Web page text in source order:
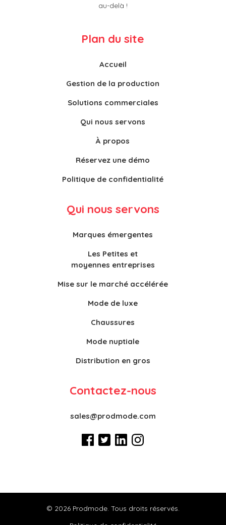
au-delà !
Plan du site
Accueil
Gestion de la production
Solutions commerciales
Qui nous servons
À propos
Réservez une démo
Politique de confidentialité
Qui nous servons
Marques émergentes
Les Petites et
moyennes entreprises
Mise sur le marché accélérée
Mode de luxe
Chaussures
Mode nuptiale
Distribution en gros
Contactez-nous
sales@prodmode.com
© 2026 Prodmode. Tous droits réservés.